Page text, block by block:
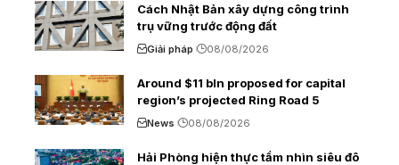
Cách Nhật Bản xây dựng công trình
trụ vững trước động đất
Giải pháp 08/08/2026
Around $11 bln proposed for capital
region’s projected Ring Road 5
News 08/08/2026
Hải Phòng hiện thực tầm nhìn siêu đô